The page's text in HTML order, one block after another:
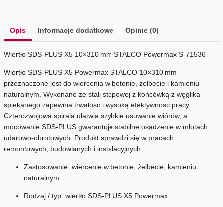
Opis Informacje dodatkowe Opinie (0)
Wiertło SDS‑PLUS X5 10×310 mm STALCO Powermax S‑71536
Wiertło SDS‑PLUS X5 Powermax STALCO 10×310 mm
przeznaczone jest do wiercenia w betonie, żelbecie i kamieniu
naturalnym. Wykonane ze stali stopowej z końcówką z węglika
spiekanego zapewnia trwałość i wysoką efektywność pracy.
Czterozwojowa spirala ułatwia szybkie usuwanie wiórów, a
mocowanie SDS‑PLUS gwarantuje stabilne osadzenie w młotach
udarowo‑obrotowych. Produkt sprawdzi się w pracach
remontowych, budowlanych i instalacyjnych.
Zastosowanie: wiercenie w betonie, żelbecie, kamieniu
naturalnym
Rodzaj / typ: wiertło SDS‑PLUS X5 Powermax